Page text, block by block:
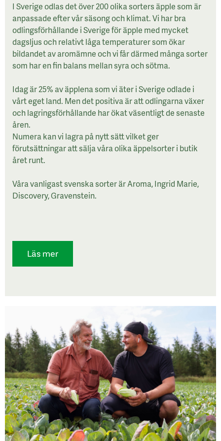
I Sverige odlas det över 200 olika sorters äpple som är
anpassade efter vår säsong och klimat. Vi har bra
odlingsförhållande i Sverige för äpple med mycket
dagsljus och relativt låga temperaturer som ökar
bildandet av aromämne och vi får därmed många sorter
som har en fin balans mellan syra och sötma.
Idag är 25% av äpplena som vi äter i Sverige odlade i
vårt eget land. Men det positiva är att odlingarna växer
och lagringsförhållande har ökat väsentligt de senaste
åren.
Numera kan vi lagra på nytt sätt vilket ger
förutsättningar att sälja våra olika äppelsorter i butik
året runt.
Våra vanligast svenska sorter är Aroma, Ingrid Marie,
Discovery, Gravenstein.
Läs mer